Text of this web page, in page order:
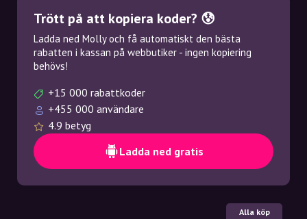
Trött på att kopiera koder? 😰
Ladda ned Molly och få automatiskt den bästa
rabatten i kassan på webbutiker - ingen kopiering
behövs!
+15 000 rabattkoder
+455 000 användare
4.9 betyg
Ladda ned gratis
Alla köp